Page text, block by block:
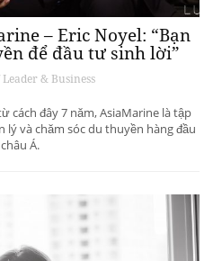
– Eric Noyel: “Bạn
để đầu tư sinh lời”
& Business
cách đây 7 năm, AsiaMarine là tập
và chăm sóc du thuyền hàng đầu
Á.